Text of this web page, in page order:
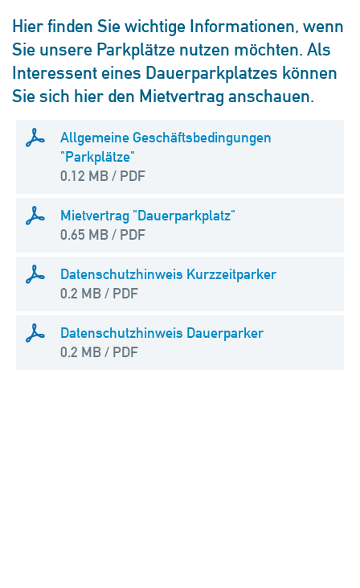
Hier finden Sie wichtige Informationen, wenn
Sie unsere Parkplätze nutzen möchten. Als
Interessent eines Dauerparkplatzes können
Sie sich hier den Mietvertrag anschauen.
Allgemeine Geschäftsbedingungen
"Parkplätze"
0.12 MB / PDF
Mietvertrag "Dauerparkplatz"
0.65 MB / PDF
Datenschutzhinweis Kurzzeitparker
0.2 MB / PDF
Datenschutzhinweis Dauerparker
0.2 MB / PDF